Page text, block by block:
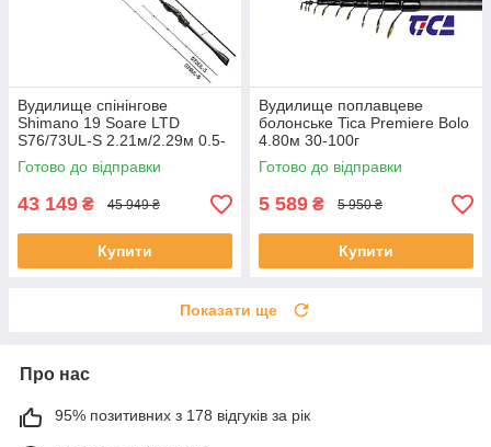
Вудилище спінінгове
Shimano 19 Soare LTD
S76/73UL-S 2.21м/2.29м 0.5-
12
Готово до відправки
43 149 ₴ 45 949 ₴
Купити
Вудилище поплавцеве
болонське Tica Premiere Bolo
4.80м 30-100г
Готово до відправки
5 589 ₴ 5 950 ₴
Купити
Показати ще
Про нас
95% позитивних з 178 відгуків за рік